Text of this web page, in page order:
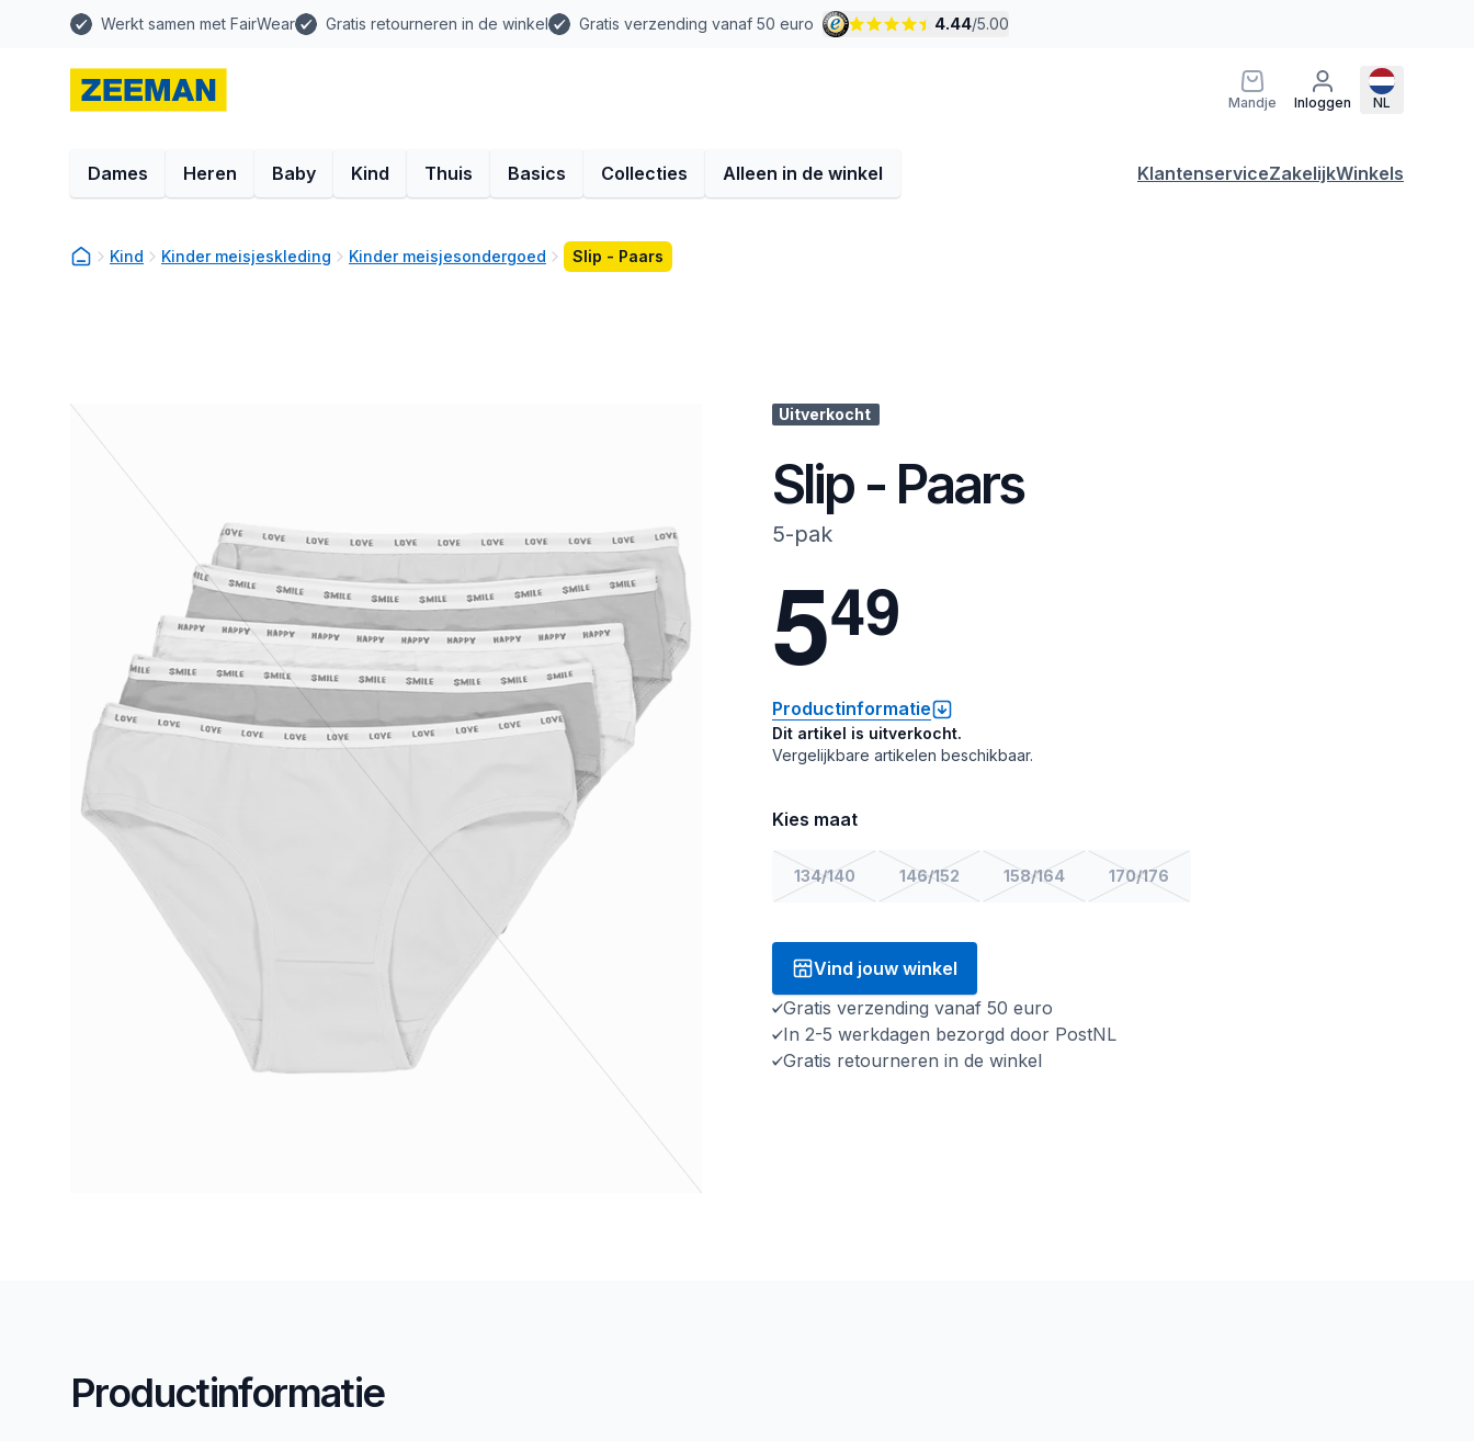
Werkt samen met FairWear Gratis retourneren in de winkel Gratis verzending vanaf 50 euro 4.44/5.00
Mandje Inloggen NL
Dames Heren Baby Kind Thuis Basics Collecties Alleen in de winkel KlantenserviceZakelijkWinkels
Kind Kinder meisjeskleding Kinder meisjesondergoed Slip - Paars
Uitverkocht
Slip - Paars
5-pak
549
Productinformatie
Dit artikel is uitverkocht.
Vergelijkbare artikelen beschikbaar.
Kies maat
134/140 146/152 158/164 170/176
Vind jouw winkel
Gratis verzending vanaf 50 euro
In 2-5 werkdagen bezorgd door PostNL
Gratis retourneren in de winkel
Productinformatie